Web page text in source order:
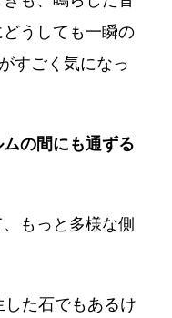
うしても一瞬の
すごく気になっ
の間にも通ずる
もっと多様な側
た石でもあるけ